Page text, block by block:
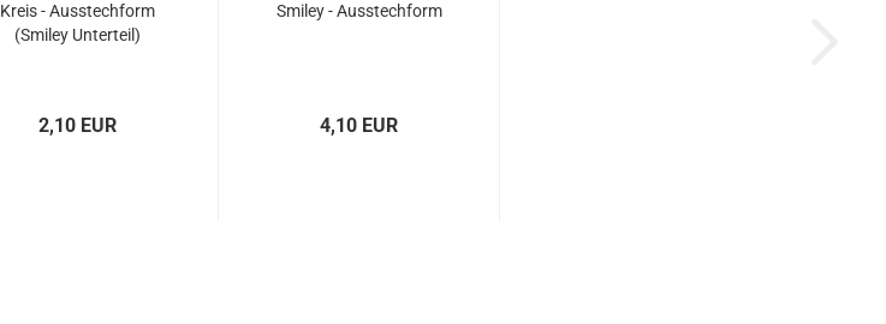
Kreis - Ausstechform
(Smiley Unterteil)
2,10 EUR
Smiley - Ausstechform
4,10 EUR